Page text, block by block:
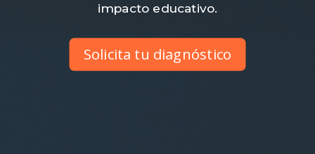
impacto educativo.
Solicita tu diagnóstico